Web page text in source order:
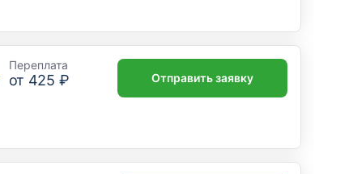
Переплата
от 425 ₽ Отправить заявку